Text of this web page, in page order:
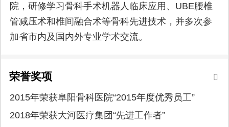
院，研修学习骨科手术机器人临床应用、UBE腰椎
管减压术和椎间融合术等骨科先进技术，并多次参
加省市内及国内外专业学术交流。
荣誉奖项
2015年荣获阜阳骨科医院“2015年度优秀员工”
2018年荣获大河医疗集团“先进工作者”